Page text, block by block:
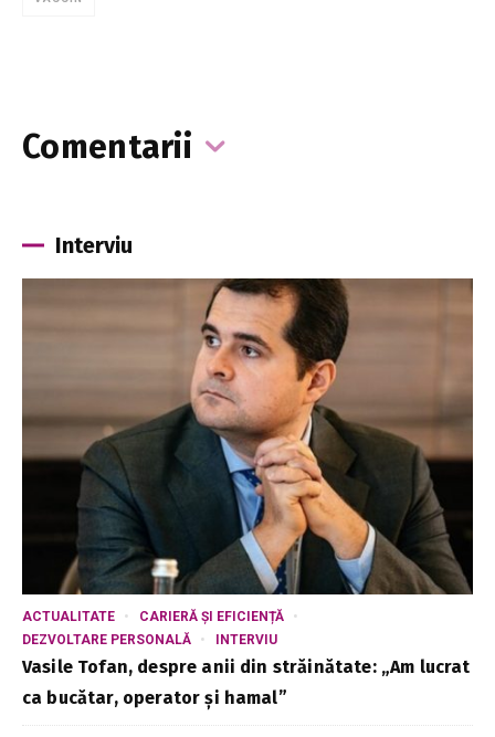
Comentarii
Interviu
ACTUALITATE
CARIERĂ ȘI EFICIENȚĂ
DEZVOLTARE PERSONALĂ
INTERVIU
Vasile Tofan, despre anii din străinătate: „Am lucrat
ca bucătar, operator și hamal”